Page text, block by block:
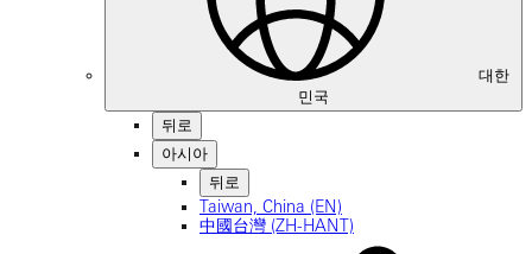
대한
민국
뒤로
아시아
뒤로
Taiwan, China (EN)
中國台灣 (ZH-HANT)